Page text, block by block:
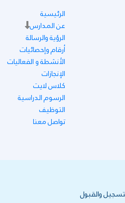
الرئيسية
عن المدارس
الرؤية والرسالة
أرقام وإحصائيات
الأنشطة و الفعاليات
الإنجازات
كلاس لايت
الرسوم الدراسية
التوظيف
تواصل معنا
والقبول